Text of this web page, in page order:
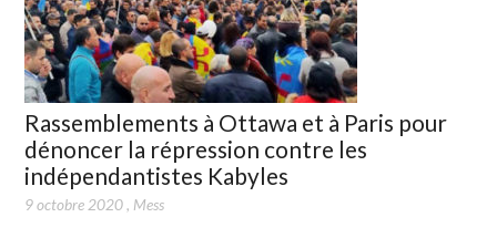
Rassemblements à Ottawa et à Paris pour
dénoncer la répression contre les
indépendantistes Kabyles
9 octobre 2020, Mess